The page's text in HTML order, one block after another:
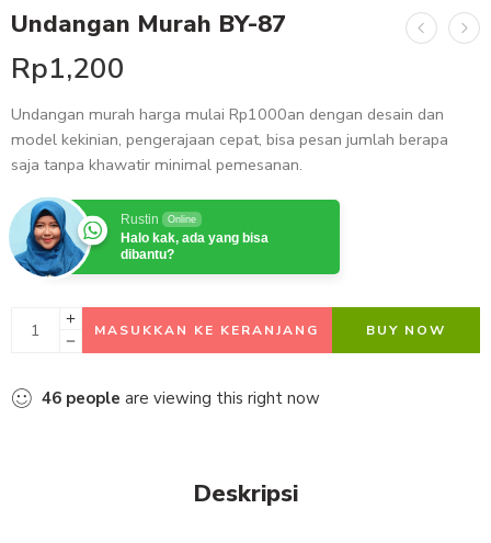
Undangan Murah BY-87
Rp1,200
Undangan murah harga mulai Rp1000an dengan desain dan
model kekinian, pengerajaan cepat, bisa pesan jumlah berapa
saja tanpa khawatir minimal pemesanan.
Rustin Online
Halo kak, ada yang bisa
dibantu?
MASUKKAN KE KERANJANG BUY NOW
46 people are viewing this right now
Deskripsi